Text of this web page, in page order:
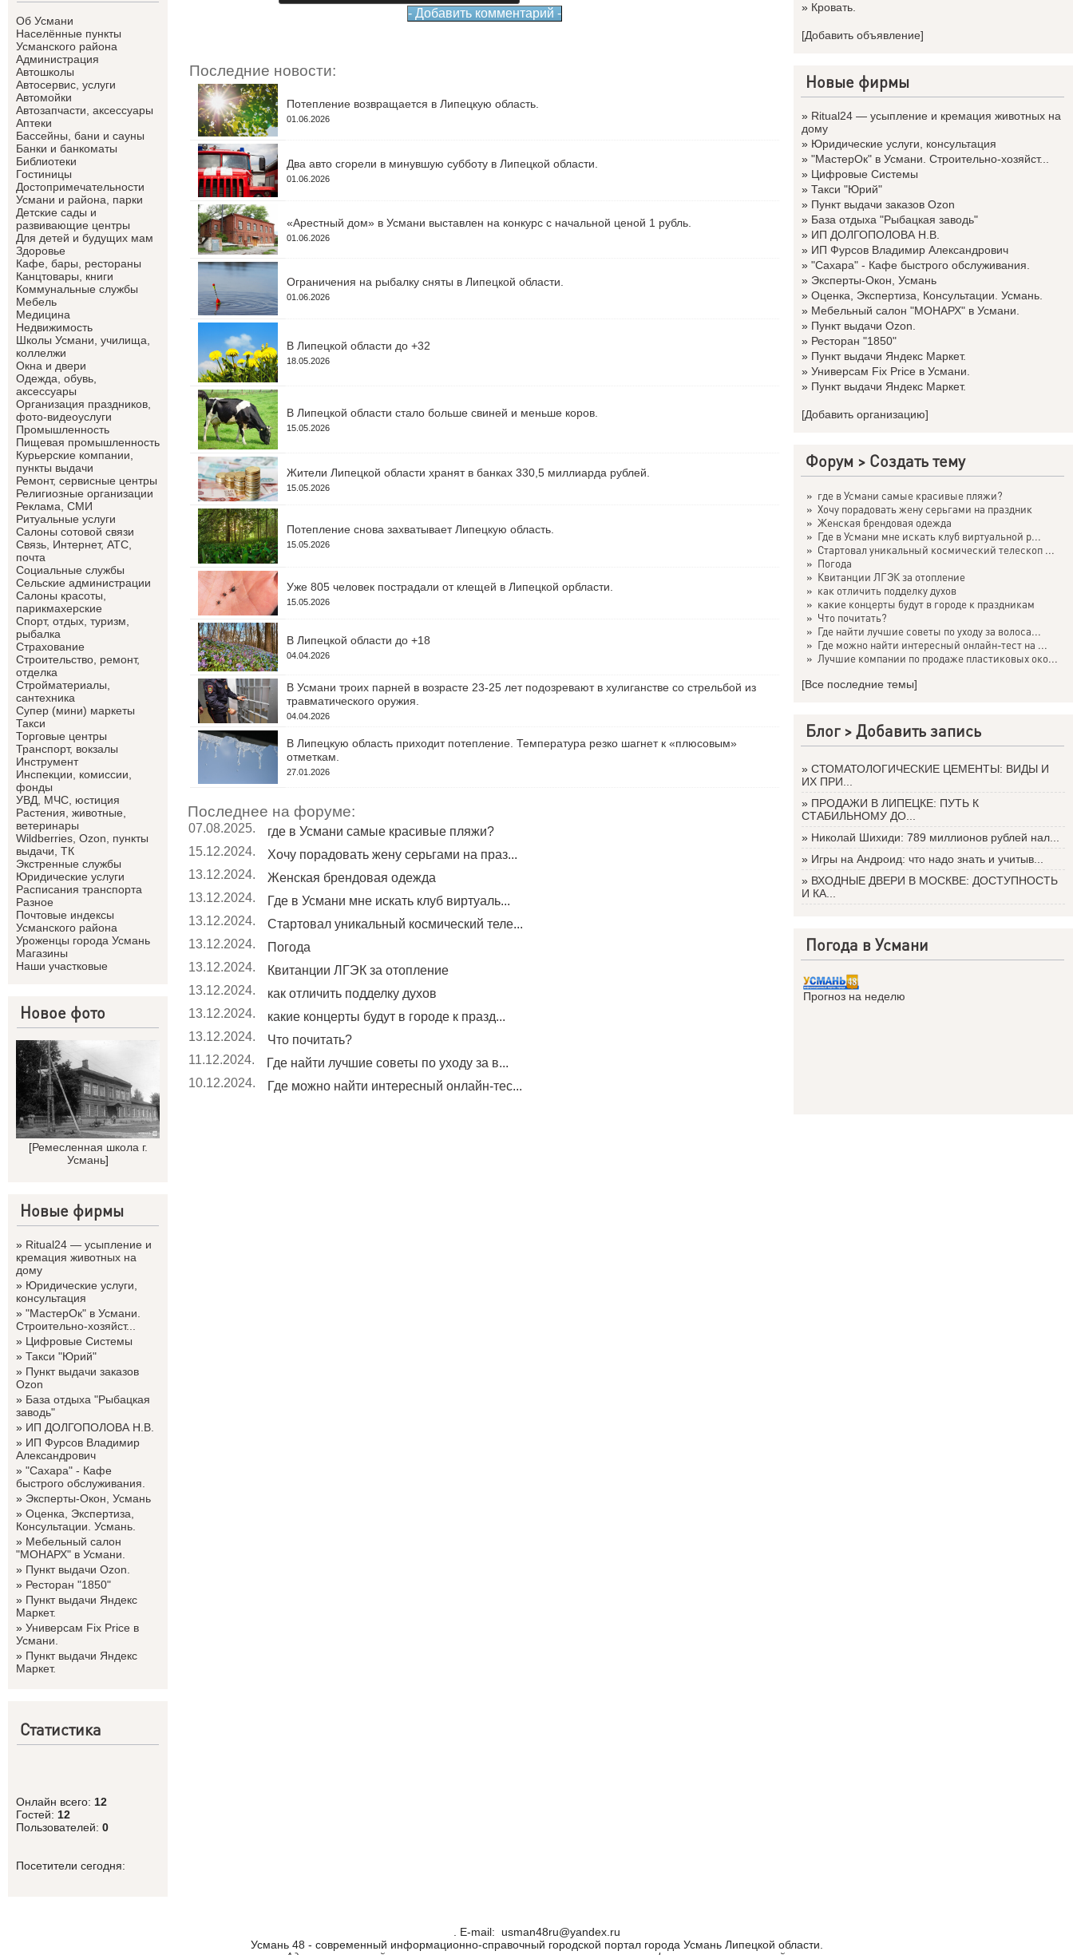
Об Усмани
Населённые пункты
Усманского района
Администрация
Автошколы
Автосервис, услуги
Автомойки
Автозапчасти, аксессуары
Аптеки
Бассейны, бани и сауны
Банки и банкоматы
Библиотеки
Гостиницы
Достопримечательности
Усмани и района, парки
Детские сады и
развивающие центры
Для детей и будущих мам
Здоровье
Кафе, бары, рестораны
Канцтовары, книги
Коммунальные службы
Мебель
Медицина
Недвижимость
Школы Усмани, училища,
коллелжи
Окна и двери
Одежда, обувь,
аксессуары
Организация праздников,
фото-видеоуслуги
Промышленность
Пищевая промышленность
Курьерские компании,
пункты выдачи
Ремонт, сервисные центры
Религиозные организации
Реклама, СМИ
Ритуальные услуги
Салоны сотовой связи
Связь, Интернет, АТС,
почта
Социальные службы
Сельские администрации
Салоны красоты,
парикмахерские
Спорт, отдых, туризм,
рыбалка
Страхование
Строительство, ремонт,
отделка
Cтройматериалы,
сантехника
Супер (мини) маркеты
Такси
Торговые центры
Транспорт, вокзалы
Инструмент
Инспекции, комиссии,
фонды
УВД, МЧС, юстиция
Растения, животные,
ветеринары
Wildberries, Ozon, пункты
выдачи, ТК
Экстренные службы
Юридические услуги
Расписания транспорта
Разное
Почтовые индексы
Усманского района
Уроженцы города Усмань
Магазины
Наши участковые
Новое фото
[Ремесленная школа г.
Усмань]
Новые фирмы
» Ritual24 — усыпление и
кремация животных на
дому
» Юридические услуги,
консультация
» "МастерОк" в Усмани.
Строительно-хозяйст...
» Цифровые Системы
» Такси "Юрий"
» Пункт выдачи заказов
Ozon
» База отдыха "Рыбацкая
заводь"
» ИП ДОЛГОПОЛОВА Н.В.
» ИП Фурсов Владимир
Александрович
» "Сахара" - Кафе
быстрого обслуживания.
» Эксперты-Окон, Усмань
» Оценка, Экспертиза,
Консультации. Усмань.
» Мебельный салон
"МОНАРХ" в Усмани.
» Пункт выдачи Ozon.
» Ресторан "1850"
» Пункт выдачи Яндекс
Маркет.
» Универсам Fix Price в
Усмани.
» Пункт выдачи Яндекс
Маркет.
Статистика
Онлайн всего: 12
Гостей: 12
Пользователей: 0
Посетители сегодня:
Последние новости:
Потепление возвращается в Липецкую область.
01.06.2026
Два авто сгорели в минувшую субботу в Липецкой области.
01.06.2026
«Арестный дом» в Усмани выставлен на конкурс с начальной ценой 1 рубль.
01.06.2026
Ограничения на рыбалку сняты в Липецкой области.
01.06.2026
В Липецкой области до +32
18.05.2026
В Липецкой области стало больше свиней и меньше коров.
15.05.2026
Жители Липецкой области хранят в банках 330,5 миллиарда рублей.
15.05.2026
Потепление снова захватывает Липецкую область.
15.05.2026
Уже 805 человек пострадали от клещей в Липецкой орбласти.
15.05.2026
В Липецкой области до +18
04.04.2026
В Усмани троих парней в возрасте 23-25 лет подозревают в хулиганстве со стрельбой из
травматического оружия.
04.04.2026
В Липецкую область приходит потепление. Температура резко шагнет к «плюсовым»
отметкам.
27.01.2026
Последнее на форуме:
07.08.2025.
где в Усмани самые красивые пляжи?
15.12.2024.
Хочу порадовать жену серьгами на праз...
13.12.2024.
Женская брендовая одежда
13.12.2024.
Где в Усмани мне искать клуб виртуаль...
13.12.2024.
Стартовал уникальный космический теле...
13.12.2024.
Погода
13.12.2024.
Квитанции ЛГЭК за отопление
13.12.2024.
как отличить подделку духов
13.12.2024.
какие концерты будут в городе к празд...
13.12.2024.
Что почитать?
11.12.2024.
Где найти лучшие советы по уходу за в...
10.12.2024.
Где можно найти интересный онлайн-тес...
» Кровать.
[Добавить объявление]
Новые фирмы
» Ritual24 — усыпление и кремация животных на
дому
» Юридические услуги, консультация
» "МастерОк" в Усмани. Строительно-хозяйст...
» Цифровые Системы
» Такси "Юрий"
» Пункт выдачи заказов Ozon
» База отдыха "Рыбацкая заводь"
» ИП ДОЛГОПОЛОВА Н.В.
» ИП Фурсов Владимир Александрович
» "Сахара" - Кафе быстрого обслуживания.
» Эксперты-Окон, Усмань
» Оценка, Экспертиза, Консультации. Усмань.
» Мебельный салон "МОНАРХ" в Усмани.
» Пункт выдачи Ozon.
» Ресторан "1850"
» Пункт выдачи Яндекс Маркет.
» Универсам Fix Price в Усмани.
» Пункт выдачи Яндекс Маркет.
[Добавить организацию]
Форум > Создать тему
» где в Усмани самые красивые пляжи?
» Хочу порадовать жену серьгами на праздник
» Женская брендовая одежда
» Где в Усмани мне искать клуб виртуальной р...
» Стартовал уникальный космический телескоп ...
» Погода
» Квитанции ЛГЭК за отопление
» как отличить подделку духов
» какие концерты будут в городе к праздникам
» Что почитать?
» Где найти лучшие советы по уходу за волоса...
» Где можно найти интересный онлайн-тест на ...
» Лучшие компании по продаже пластиковых око...
[Все последние темы]
Блог >Добавить запись
» СТОМАТОЛОГИЧЕСКИЕ ЦЕМЕНТЫ: ВИДЫ И
ИХ ПРИ...
» ПРОДАЖИ В ЛИПЕЦКЕ: ПУТЬ К
СТАБИЛЬНОМУ ДО...
» Николай Шихиди: 789 миллионов рублей нал...
» Игры на Андроид: что надо знать и учитыв...
» ВХОДНЫЕ ДВЕРИ В МОСКВЕ: ДОСТУПНОСТЬ
И КА...
Погода в Усмани
Прогноз на неделю
. Е-mail: usman48ru@yandex.ru
Усмань 48 - современный информационно-справочный городской портал города Усмань Липецкой области.